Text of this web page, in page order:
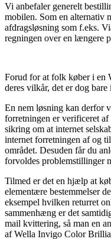
Vi anbefaler generelt
mobilen. Som en alternativ
afdragsløsning som f.eks.
regningen over en længere
Forud for at folk køber i en
deres vilkår, det er dog
En nem løsning kan derfor
forretningen er verificeret
sikring om at internet
internet forretningen af og
området. Desuden får du
forvoldes problemstillinger
Tilmed er det en hjælp at
elementære bestemmelser
eksempel hvilken returret
sammenhæng er det
mail kvittering, så man en
af Wella Invigo Color